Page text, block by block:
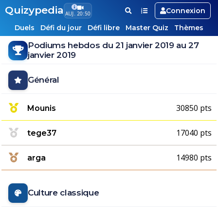
Quizypedia AUJ. 20:50
Connexion
Duels
Défi du jour Défi libre Master Quiz Thèmes
Podiums hebdos du 21 janvier 2019 au 27
janvier 2019
Général
Mounis 30850 pts
tege37 17040 pts
arga 14980 pts
Culture classique